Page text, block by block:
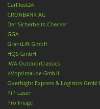
CarFleet24
CRONBANK AG
Der Sicherheits-Checker
GGA
GrantLift GmbH
HQS GmbH
IWA OutdoorClassics
KVoptimal.de GmbH
OverNight Express & Logistics GmbH
PiP Laser
Pro Image